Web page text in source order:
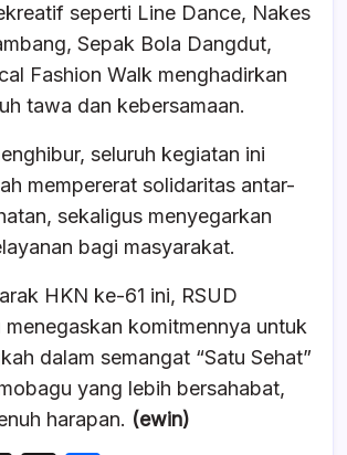
seperti Line Dance, Nakes
Sepak Bola Dangdut,
Fashion Walk menghadirkan
tawa dan kebersamaan.
seluruh kegiatan ini
mempererat solidaritas antar-
sekaligus menyegarkan
bagi masyarakat.
HKN ke-61 ini, RSUD
menegaskan komitmennya untuk
dalam semangat “Satu Sehat”
yang lebih bersahabat,
harapan. (ewin)